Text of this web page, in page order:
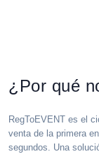
¿Por qué
RegToEVENT es el
venta de la primera
segundos. Una